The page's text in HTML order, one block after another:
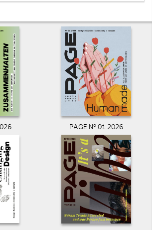
PAGE N° 01 2026